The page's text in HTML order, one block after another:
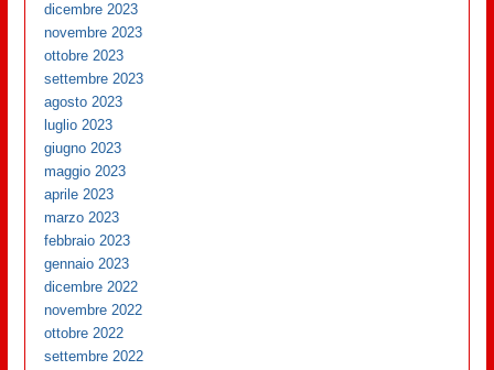
dicembre 2023
novembre 2023
ottobre 2023
settembre 2023
agosto 2023
luglio 2023
giugno 2023
maggio 2023
aprile 2023
marzo 2023
febbraio 2023
gennaio 2023
dicembre 2022
novembre 2022
ottobre 2022
settembre 2022